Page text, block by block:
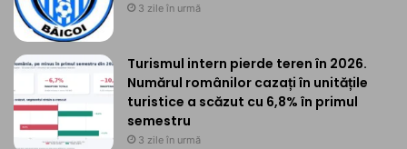
3 zile în urmă
Turismul intern pierde teren în 2026.
Numărul românilor cazați în unitățile
turistice a scăzut cu 6,8% în primul
semestru
3 zile în urmă